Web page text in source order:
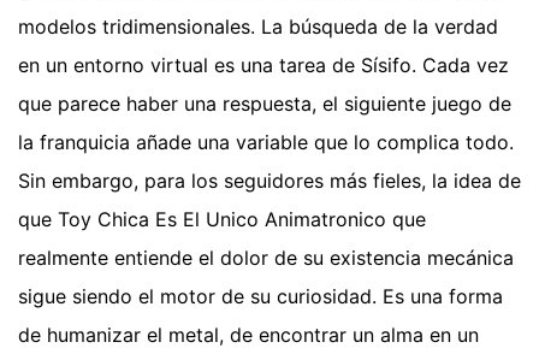
modelos tridimensionales. La búsqueda de la verdad
en un entorno virtual es una tarea de Sísifo. Cada vez
que parece haber una respuesta, el siguiente juego de
la franquicia añade una variable que lo complica todo.
Sin embargo, para los seguidores más fieles, la idea de
que Toy Chica Es El Unico Animatronico que
realmente entiende el dolor de su existencia mecánica
sigue siendo el motor de su curiosidad. Es una forma
de humanizar el metal, de encontrar un alma en un